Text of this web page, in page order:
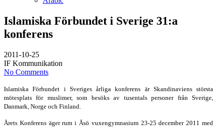
Islamiska Förbundet i Sverige 31:a
konferens
2011-10-25
IF Kommunikation
No Comments
Islamiska Förbundet i Sveriges årliga konferens är Skandinaviens största
mötesplats för muslimer, som besöks av tusentals personer från Sverige,
Danmark, Norge och Finland.
Årets Konferens äger rum i Åsö vuxengymnasium 23-25 december 2011 med